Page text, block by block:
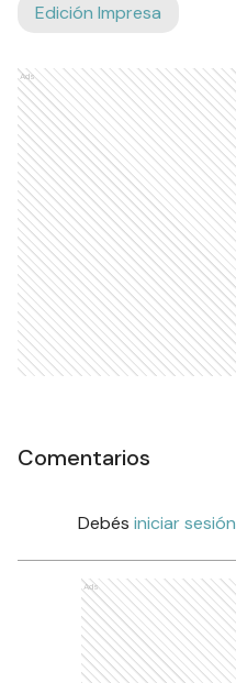
Edición Impresa
Ads
Comentarios
Debés iniciar sesión
Ads